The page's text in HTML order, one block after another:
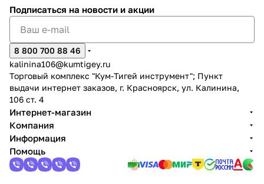
Подписаться на новости и акции
8 800 700 88 46
kalinina106@kumtigey.ru
Торговый комплекс "Кум-Тигей инструмент"; Пункт
выдачи интернет заказов, г. Красноярск, ул. Калинина,
106 ст. 4
Интернет-магазин
Компания
Информация
Помощь